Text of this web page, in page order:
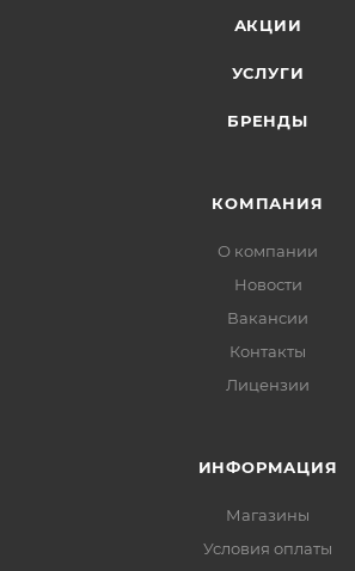
АКЦИИ
УСЛУГИ
БРЕНДЫ
КОМПАНИЯ
О компании
Новости
Вакансии
Контакты
Лицензии
ИНФОРМАЦИЯ
Магазины
Условия оплаты